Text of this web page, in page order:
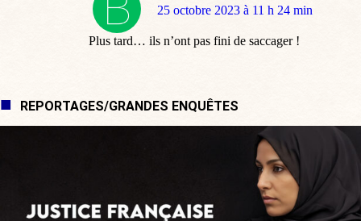
dit
25 octobre 2023 à 11 h 24 min
Plus tard… ils n’ont pas fini de saccager !
REPORTAGES/GRANDES ENQUÊTES